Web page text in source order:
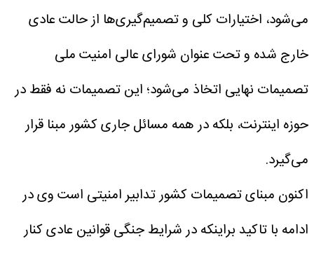
می‌شود، اختیارات کلی و تصمیم‌گیری‌ها از حالت عادی
خارج شده و تحت عنوان شورای عالی امنیت ملی
تصمیمات نهایی اتخاذ می‌شود؛ این تصمیمات نه فقط در
حوزه اینترنت، بلکه در همه مسائل جاری کشور مبنا قرار
می‌گیرد.
اکنون مبنای تصمیمات کشور تدابیر امنیتی استوی در
ادامه با تاکید براینکه در شرایط جنگی قوانین عادی کنار